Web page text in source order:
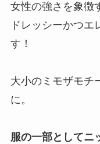
女性の強さを象徴
ドレッシーかつ
す！
大小のミモザモチ
に。
服の一部としてニ